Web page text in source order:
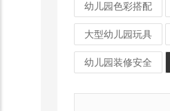
幼儿园色彩搭配
大型幼儿园玩具
幼儿园装修安全